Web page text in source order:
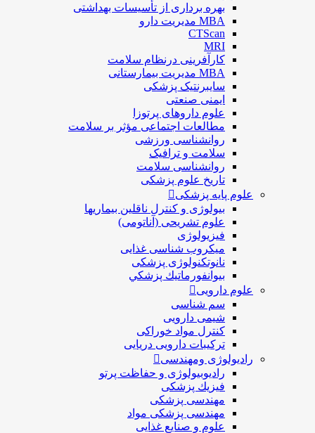
بهره برداری از تأسیسات بهداشتی
MBA مدیریت دارو
CTScan
MRI
کارآفرینی درنظام سلامت
MBA مدیریت بیمارستانی
سایبرنتیک پزشکی
ایمنی صنعتی
علوم داروهای پرتوزا
مطالعات اجتماعی مؤثر بر سلامت
روانشناسی ورزشی
سلامت و ترافیک
روانشناسی سلامت
تاریخ علوم پزشکی
علوم پایه پزشکی
بیولوژی و کنترل ناقلین بیماریها
علوم تشریحی (آناتومی)
فیزیولوژی
ميكروب شناسی غذایی
نانوتکنولوژی پزشکی
بيوانفورماتيك پزشكي
علوم دارویی
سم شناسی
شیمی دارویی
کنترل مواد خوراکی
ترکیبات دارویی دریایی
رادیولوژی ومهندسی
رادیوبیولوژی و حفاظت پرتو
فيزيك پزشکی
مهندسی پزشکی
مهندسی پزشکی مواد
علوم و صنايع غذایی